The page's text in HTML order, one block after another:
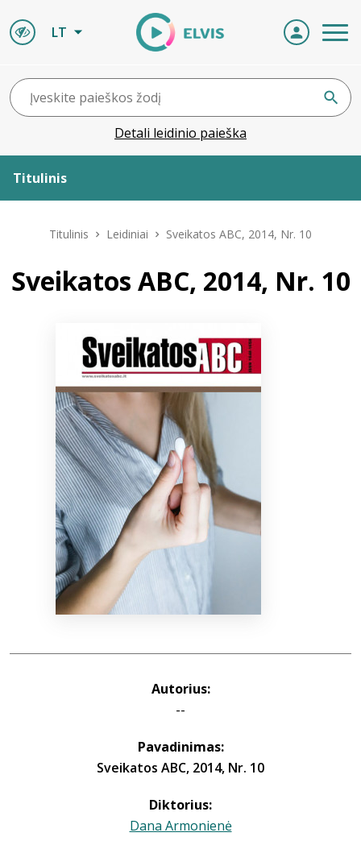
LT
Detali leidinio paieška
Titulinis
Leidiniai
Bibliotekoms
+370 667 80 541
info@elvislab.lt
Titulinis Leidiniai Sveikatos ABC, 2014, Nr. 10
Sveikatos ABC, 2014, Nr. 10
Autorius:
--
Pavadinimas:
Sveikatos ABC, 2014, Nr. 10
Diktorius:
Dana Armonienė